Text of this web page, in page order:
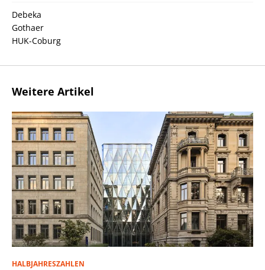
Debeka
Gothaer
HUK-Coburg
Weitere Artikel
HALBJAHRESZAHLEN